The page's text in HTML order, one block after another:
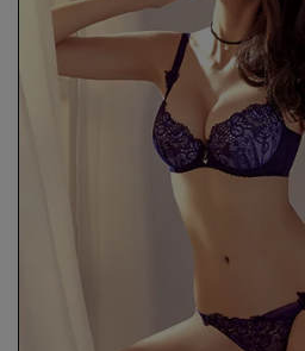
7、8月滿千折百17
7、8月滿千折百18
7、8月滿千折百19
7、8月滿千折百20
7、8月滿千折百21
7、8月滿千折百25